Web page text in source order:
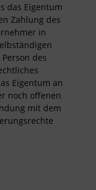
das Eigentum
Zahlung des
in
des
Eigentum an
noch offenen
mit dem